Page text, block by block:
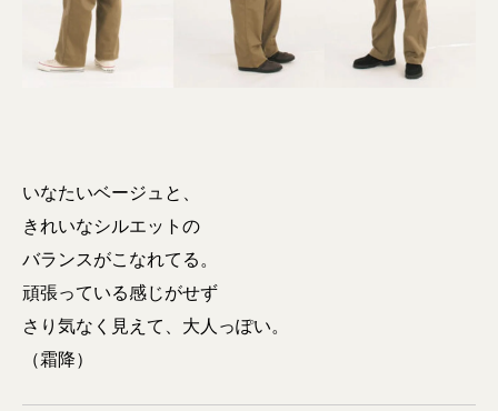
いなたいベージュと、
きれいなシルエットの
バランスがこなれてる。
頑張っている感じがせず
さり気なく見えて、大人っぽい。
（霜降）